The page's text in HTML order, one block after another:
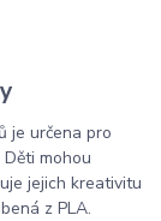
je určena pro
mohou
jejich kreativitu
z PLA.